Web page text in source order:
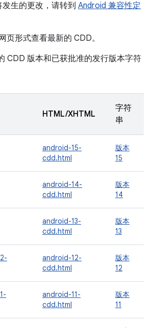
生的更改，请转到 Android 兼容性定
网页形式查看最新的 CDD。
CDD 版本和已获批准的发行版本字符
HTML/XHTML
字符
串
android-15-
cdd.html
版本
15
android-14-
cdd.html
版本
14
android-13-
cdd.html
版本
13
android-12-
cdd.html
版本
12
android-11-
cdd.html
版本
11